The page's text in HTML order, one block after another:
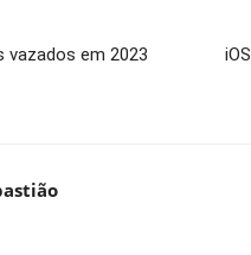
vazados em 2023